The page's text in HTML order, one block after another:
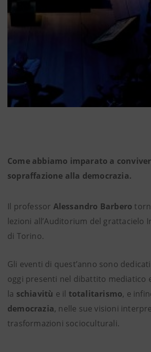
Come abbiamo imparato a
sopraffazione alla democrazia.
Il professor Alessandro Barbero
lezioni all’Auditorium del grattacielo
di Torino.
Gli eventi di quest’anno sono
oggi presenti nel dibattito mediatico
la schiavitù e il totalitarismo, e
democrazia, nelle sue visioni
trasformazioni socioculturali.